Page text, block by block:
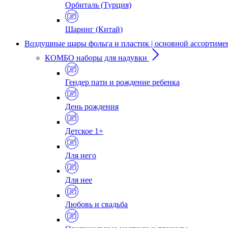
Орбиталь (Турция)
Шаринг (Китай)
Воздушные шары фольга и пластик | основной
КОМБО наборы для надувки
Гендер пати и рождение ребенка
День рождения
Детское 1+
Для него
Для нее
Любовь и свадьба